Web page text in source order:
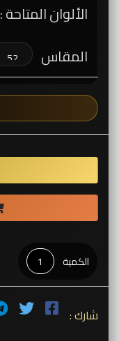
الألوان المتاحة :
المقاس
الكمية
شارك :